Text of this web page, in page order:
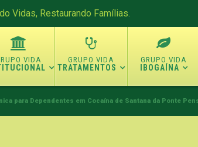
Vidas, Restaurando Famílias.
TRATAMENTOS IBOGAÍNA
para Dependentes em Cocaína de Santana da Ponte